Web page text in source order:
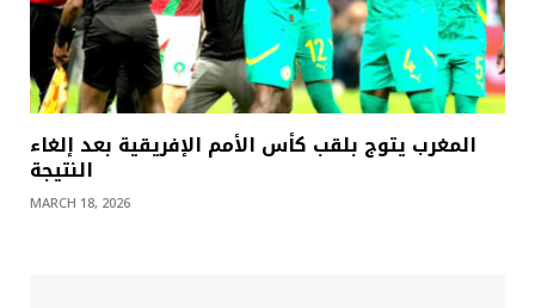
المغرب يتوج بلقب كأس الأمم الإفريقية بعد إلغاء
النتيجة
MARCH 18, 2026